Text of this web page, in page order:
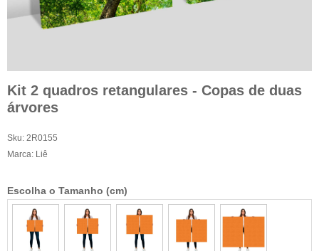
Kit 2 quadros retangulares - Copas de duas
árvores
Sku: 2R0155
Marca: Liê
Escolha o Tamanho (cm)